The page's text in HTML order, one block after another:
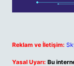
Reklam ve İletişim:
Yasal Uyarı: Bu